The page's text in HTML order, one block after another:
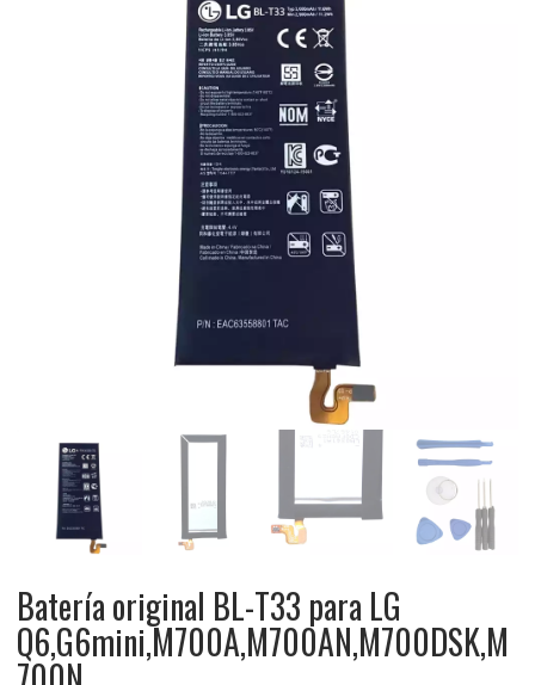
Batería original BL-T33 para LG
Q6,G6mini,M700A,M700AN,M700DSK,M